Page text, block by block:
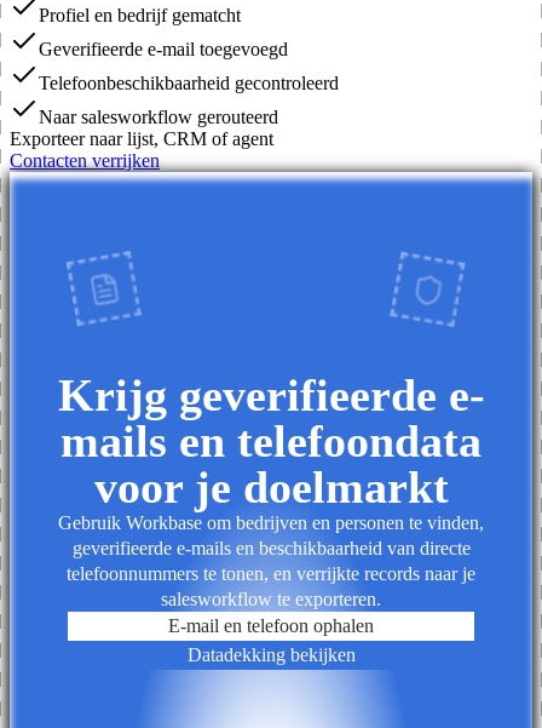
Profiel en bedrijf gematcht
Geverifieerde e-mail toegevoegd
Telefoonbeschikbaarheid gecontroleerd
Naar salesworkflow gerouteerd
Exporteer naar lijst, CRM of agent
Contacten verrijken
Krijg geverifieerde e-
mails en telefoondata
voor je doelmarkt
Gebruik Workbase om bedrijven en personen te vinden,
geverifieerde e-mails en beschikbaarheid van directe
telefoonnummers te tonen, en verrijkte records naar je
salesworkflow te exporteren.
E-mail en telefoon ophalen
Datadekking bekijken